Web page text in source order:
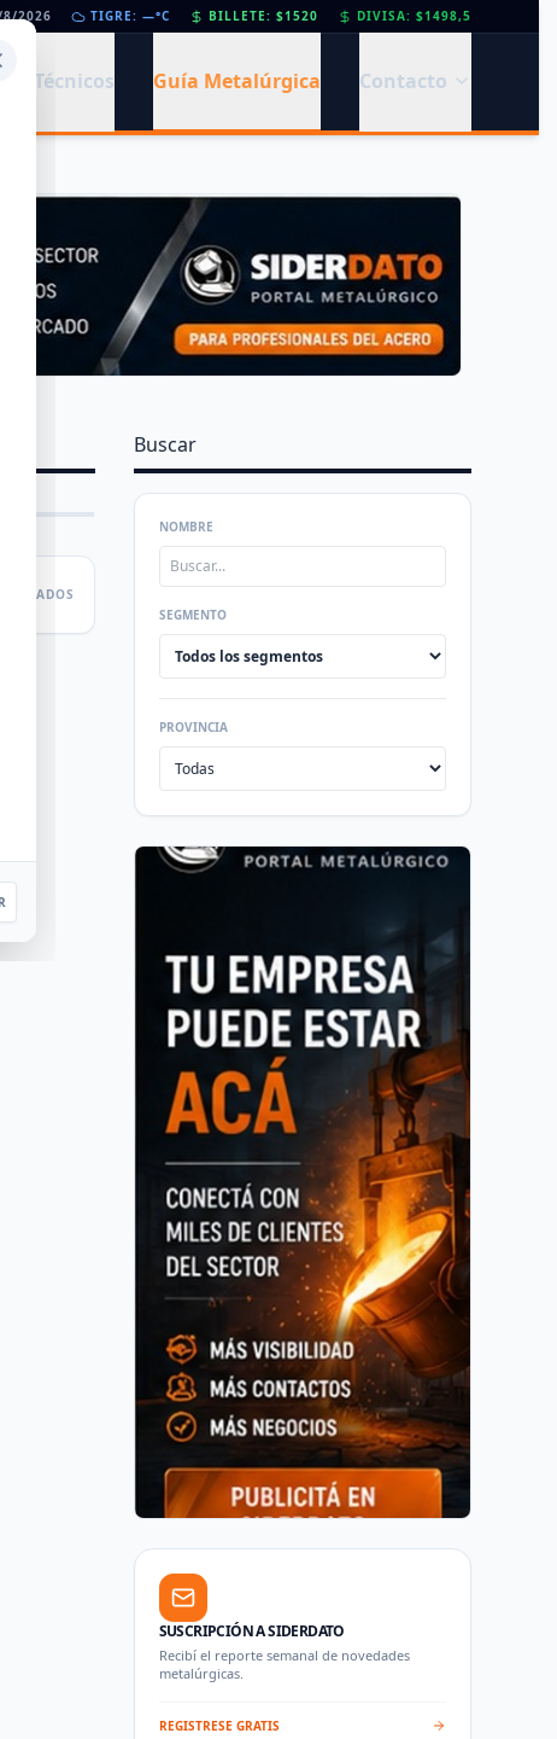
• Día de la Siderurgia: cómo llega el sector al aniversario 78 del legado de Savio
8/2026 TIGRE: —°C BILLETE: $1520 DIVISA: $1498,5
Técnicos Guía Metalúrgica Contacto
Buscar
NOMBRE
SEGMENTO
PROVINCIA
SUSCRIPCIÓN A SIDERDATO
Recibí el reporte semanal de novedades
metalúrgicas.
REGISTRESE GRATIS